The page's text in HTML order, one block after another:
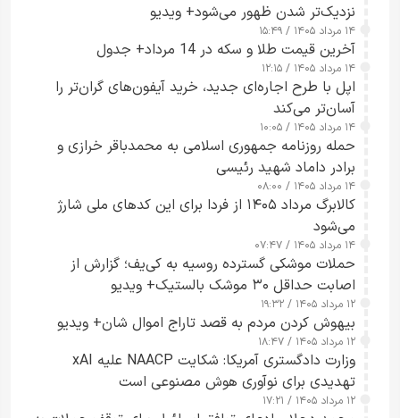
نزدیک‌تر شدن ظهور می‌شود+ ویدیو
۱۴ مرداد ۱۴۰۵ / ۱۵:۴۹
آخرین قیمت طلا و سکه در 14 مرداد+ جدول
۱۴ مرداد ۱۴۰۵ / ۱۲:۱۵
اپل با طرح اجاره‌ای جدید، خرید آیفون‌های گران‌تر را
آسان‌تر می‌کند
۱۴ مرداد ۱۴۰۵ / ۱۰:۰۵
حمله روزنامه جمهوری اسلامی به محمدباقر خرازی و
برادر داماد شهید رئیسی
۱۴ مرداد ۱۴۰۵ / ۰۸:۰۰
کالابرگ مرداد ۱۴۰۵ از فردا برای این کدهای ملی شارژ
می‌شود
۱۴ مرداد ۱۴۰۵ / ۰۷:۴۷
حملات موشکی گسترده روسیه به کی‌یف؛ گزارش از
اصابت حداقل ۳۰ موشک بالستیک+ ویدیو
۱۲ مرداد ۱۴۰۵ / ۱۹:۳۲
بیهوش کردن مردم به قصد تاراج اموال شان+ ویدیو
۱۲ مرداد ۱۴۰۵ / ۱۸:۴۷
وزارت دادگستری آمریکا: شکایت NAACP علیه xAI
تهدیدی برای نوآوری هوش مصنوعی است
۱۲ مرداد ۱۴۰۵ / ۱۷:۲۱